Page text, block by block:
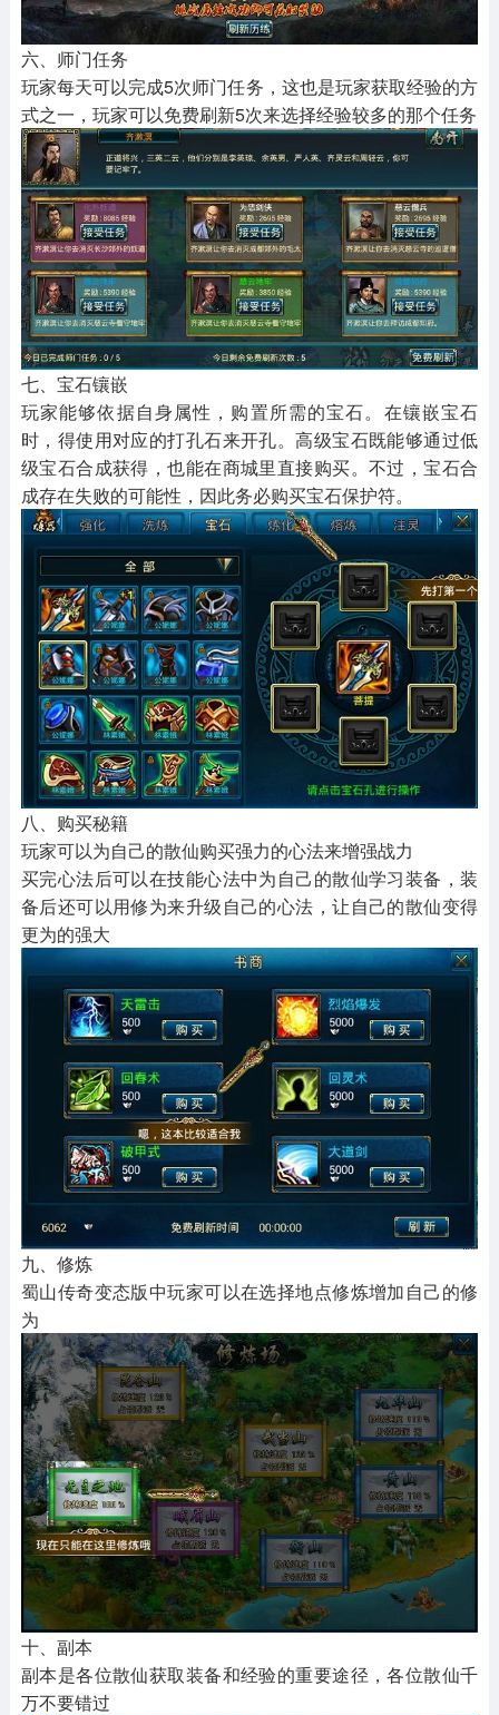
六、师门任务
玩家每天可以完成5次师门任务，这也是玩家获取经验的方
式之一，玩家可以免费刷新5次来选择经验较多的那个任务
七、宝石镶嵌
玩家能够依据自身属性，购置所需的宝石。在镶嵌宝石
时，得使用对应的打孔石来开孔。高级宝石既能够通过低
级宝石合成获得，也能在商城里直接购买。不过，宝石合
成存在失败的可能性，因此务必购买宝石保护符。
八、购买秘籍
玩家可以为自己的散仙购买强力的心法来增强战力
买完心法后可以在技能心法中为自己的散仙学习装备，装
备后还可以用修为来升级自己的心法，让自己的散仙变得
更为的强大
九、修炼
蜀山传奇变态版中玩家可以在选择地点修炼增加自己的修
为
十、副本
副本是各位散仙获取装备和经验的重要途径，各位散仙千
万不要错过